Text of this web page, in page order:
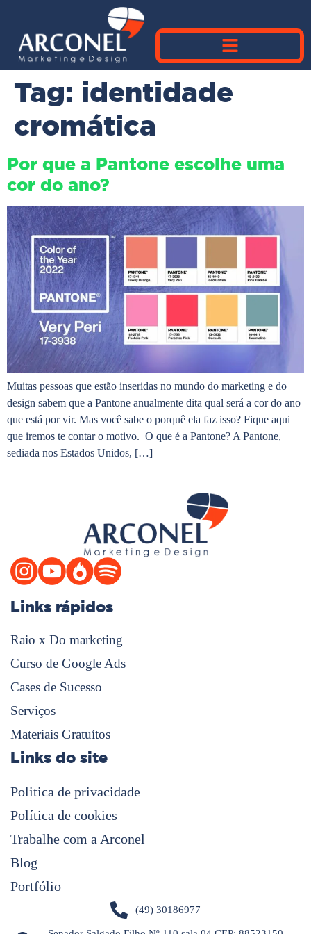
Tag: identidade
cromática
Por que a Pantone escolhe uma
cor do ano?
Muitas pessoas que estão inseridas no mundo do marketing e do
design sabem que a Pantone anualmente dita qual será a cor do ano
que está por vir. Mas você sabe o porquê ela faz isso? Fique aqui
que iremos te contar o motivo. O que é a Pantone? A Pantone,
sediada nos Estados Unidos, […]
Links rápidos
Raio x Do marketing
Curso de Google Ads
Cases de Sucesso
Serviços
Materiais Gratuítos
Links do site
Politica de privacidade
Política de cookies
Trabalhe com a Arconel
Blog
Portfólio
(49) 30186977